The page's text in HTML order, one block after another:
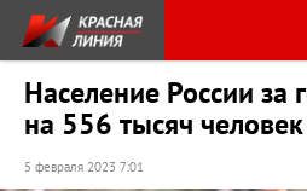
Население России за
на 556 тысяч человек
5 февраля 2023 7:01